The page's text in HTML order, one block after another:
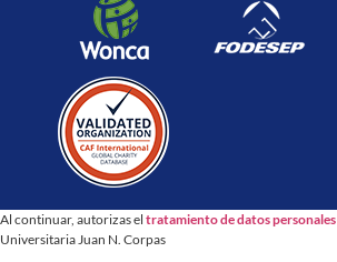
Al continuar, autorizas el tratamiento de datos personales
Universitaria Juan N. Corpas